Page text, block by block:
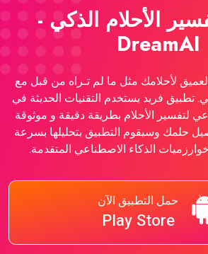
الأحلام الذكي -
DreamAI
لأحلامك مثل ما لم تـراه من قبل مع
تطبيق فريد يستخدم التقنيات الحديثة في
لتفسير الأحلام بطريقة دقيقة و موثوقة
حلمك وسيقوم التطبيق بتحليلها بسرعة
الذكاء الاصطناعي المتقدمة.
حمل التطبيق الآن
Play Store